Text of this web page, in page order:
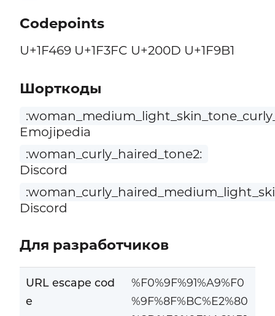
Codepoints
U+1F469 U+1F3FC U+200D U+1F9B1
Шорткоды
Emojipedia
:woman_curly_haired_tone2:
Discord
Discord
Для разработчиков
URL escape cod
e
%F0%9F%91%A9%F0
%9F%8F%BC%E2%80